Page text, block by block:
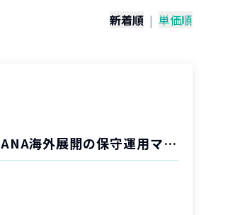
新着順 | 単価順
大手総合商社における・SAP HANA海外展開の保守運用マネジメント